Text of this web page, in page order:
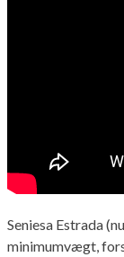
Seniesa Estrada
minimumvægt,